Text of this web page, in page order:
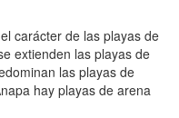
carácter de las playas de
extienden las playas de
las playas de
hay playas de arena